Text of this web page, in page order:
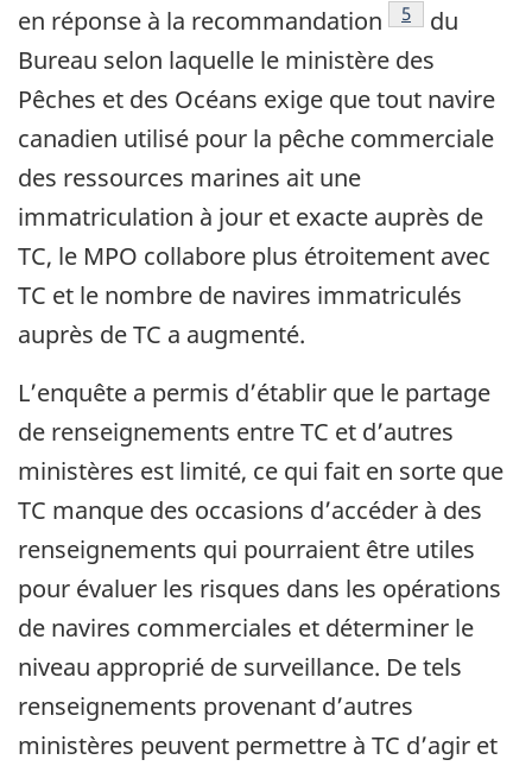
en réponse à la recommandation
5
du
Bureau selon laquelle le ministère des
Pêches et des Océans exige que tout navire
canadien utilisé pour la pêche commerciale
des ressources marines ait une
immatriculation à jour et exacte auprès de
TC, le MPO collabore plus étroitement avec
TC et le nombre de navires immatriculés
auprès de TC a augmenté.
L’enquête a permis d’établir que le partage
de renseignements entre TC et d’autres
ministères est limité, ce qui fait en sorte que
TC manque des occasions d’accéder à des
renseignements qui pourraient être utiles
pour évaluer les risques dans les opérations
de navires commerciales et déterminer le
niveau approprié de surveillance. De tels
renseignements provenant d’autres
ministères peuvent permettre à TC d’agir et